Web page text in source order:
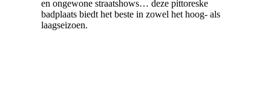
en ongewone straatshows… deze pittoreske
badplaats biedt het beste in zowel het hoog- als
laagseizoen.